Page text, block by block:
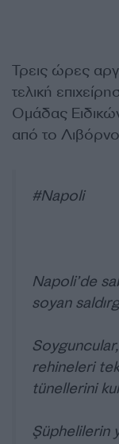
Τρεις ώρες
τελική
Ομάδας
από το
#Napoli
Napoli’de
soyan
rehineleri
tünellerini
Şüphelilerin